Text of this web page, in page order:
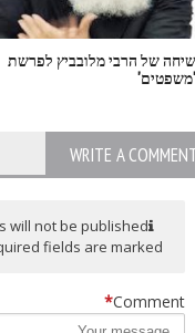
שיחה של הרבי מלובביץ לפרשת
'משפטים'
WRITE A
will not be published.
fields are marked
Comment
*